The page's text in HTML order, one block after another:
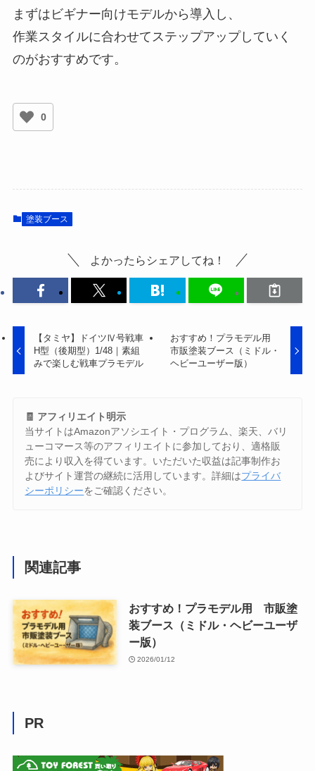
まずはビギナー向けモデルから導入し、
作業スタイルに合わせてステップアップしていく
のがおすすめです。
0
塗装ブース
よかったらシェアしてね！
【タミヤ】ドイツⅣ号戦車
H型（後期型）1/48｜素組
みで楽しむ戦車プラモデル
おすすめ！プラモデル用
市販塗装ブース（ミドル・
ヘビーユーザー版）
🧾 アフィリエイト明示
当サイトはAmazonアソシエイト・プログラム、楽天、バリ
ューコマース等のアフィリエイトに参加しており、適格販
売により収入を得ています。いただいた収益は記事制作お
よびサイト運営の継続に活用しています。詳細はプライバ
シーポリシーをご確認ください。
関連記事
おすすめ！プラモデル用 市販塗
装ブース（ミドル・ヘビーユーザ
ー版）
2026/01/12
PR